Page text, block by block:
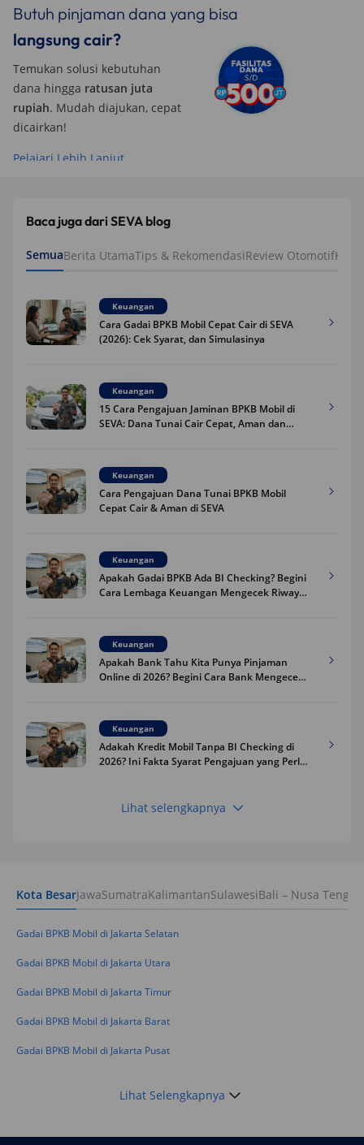
Butuh pinjaman dana yang bisa
langsung cair?
Temukan solusi kebutuhan
dana hingga ratusan juta
rupiah. Mudah diajukan, cepat
dicairkan!
Pelajari Lebih Lanjut
Baca juga dari SEVA blog
SemuaBerita UtamaTips & RekomendasiReview Otomotif
Keuangan
Cara Gadai BPKB Mobil Cepat Cair di SEVA
(2026): Cek Syarat, dan Simulasinya
Keuangan
15 Cara Pengajuan Jaminan BPKB Mobil di
SEVA: Dana Tunai Cair Cepat, Aman dan
Keuangan
Cara Pengajuan Dana Tunai BPKB Mobil
Cepat Cair & Aman di SEVA
Keuangan
Apakah Gadai BPKB Ada BI Checking? Begini
Cara Lembaga Keuangan Mengecek Riwayat
Keuangan
Apakah Bank Tahu Kita Punya Pinjaman
Online di 2026? Begini Cara Bank Mengecek
Keuangan
Adakah Kredit Mobil Tanpa BI Checking di
2026? Ini Fakta Syarat Pengajuan yang Perlu
Keuangan
Keuangan
Masuk BI Checking? Simak Peraturan
Lihat selengkapnya
Kota BesarJawaSumatraKalimantanSulawesiBali – Nusa
Gadai BPKB Mobil di Jakarta Selatan
Gadai BPKB Mobil di Jakarta Utara
Gadai BPKB Mobil di Jakarta Timur
Gadai BPKB Mobil di Jakarta Barat
Gadai BPKB Mobil di Jakarta Pusat
Lihat Selengkapnya